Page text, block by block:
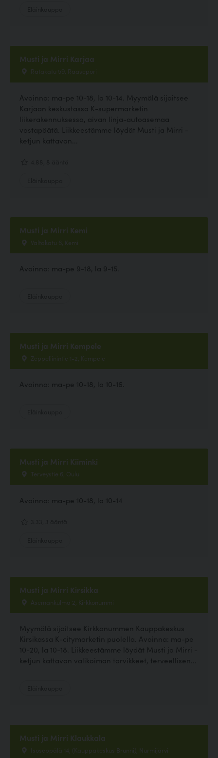
Musti ja Mirri Karjaa
Ratakatu 59, Raasepori
Avoinna: ma-pe 10-18, la 10-14. Myymälä sijaitsee
Karjaan keskustassa K-supermarketin
liikerakennuksessa, aivan linja-autoasemaa
vastapäätä. Liikkeestämme löydät Musti ja Mirri -
ketjun kattavan...
Musti ja Mirri Kemi
Valtakatu 6, Kemi
Avoinna: ma-pe 9-18, la 9-15.
Musti ja Mirri Kempele
Zeppeliinintie 1-2, Kempele
Avoinna: ma-pe 10-18, la 10-16.
Musti ja Mirri Kiiminki
Terveystie 6, Oulu
Avoinna: ma-pe 10-18, la 10-14
Musti ja Mirri Kirsikka
Asemankulma 2, Kirkkonummi
Myymälä sijaitsee Kirkkonummen Kauppakeskus
Kirsikassa K-citymarketin puolella. Avoinna: ma-pe
10-20, la 10-18. Liikkeestämme löydät Musti ja Mirri -
ketjun kattavan valikoiman tarvikkeet, terveellisen...
Musti ja Mirri Klaukkala
Isoseppälä 14, (Kauppakeskus Brunni), Nurmijärvi